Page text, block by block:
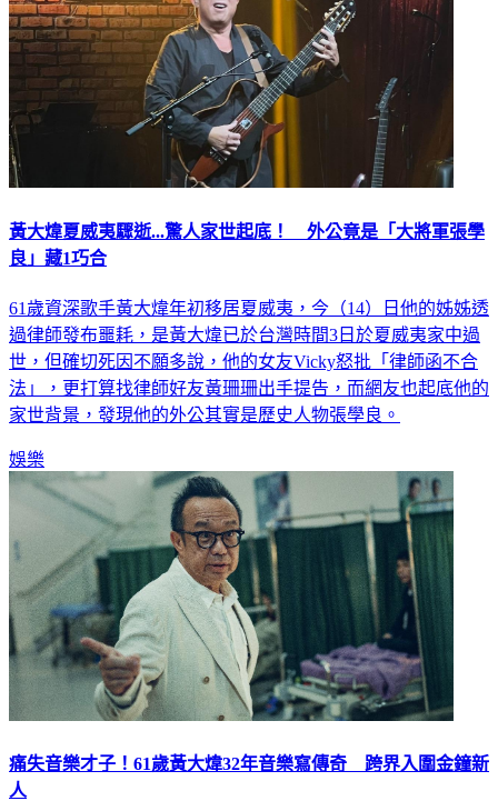
黃大煒夏威夷驟逝...驚人家世起底！ 外公竟是「大將軍張學
良」藏1巧合
61歲資深歌手黃大煒年初移居夏威夷，今（14）日他的姊姊透
過律師發布噩耗，是黃大煒已於台灣時間3日於夏威夷家中過
世，但確切死因不願多說，他的女友Vicky怒批「律師函不合
法」，更打算找律師好友黃珊珊出手提告，而網友也起底他的
家世背景，發現他的外公其實是歷史人物張學良。
娛樂
痛失音樂才子！61歲黃大煒32年音樂寫傳奇 跨界入圍金鐘新
人